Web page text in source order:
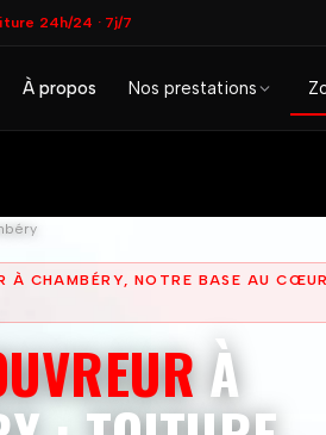
24h/24 · 7j/7
À propos Nos prestations
À CHAMBÉRY, NOTRE BASE AU
À